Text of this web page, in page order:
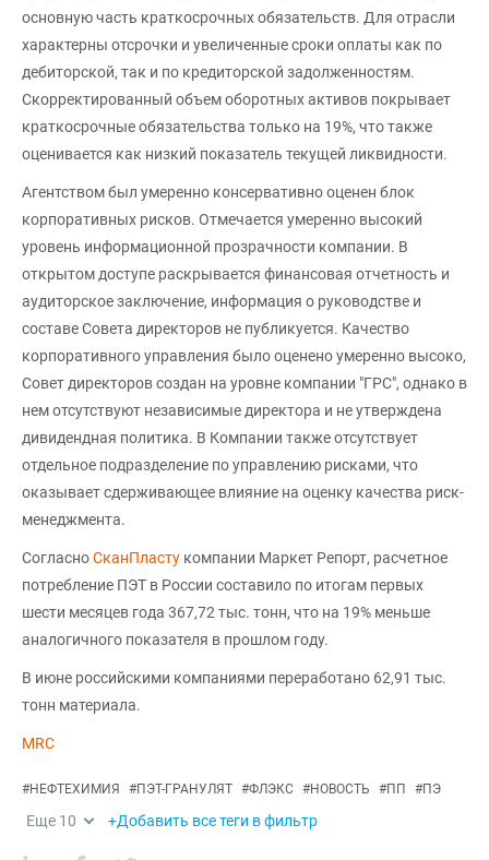
основную часть краткосрочных обязательств. Для отрасли
характерны отсрочки и увеличенные сроки оплаты как по
дебиторской, так и по кредиторской задолженностям.
Скорректированный объем оборотных активов покрывает
краткосрочные обязательства только на 19%, что также
оценивается как низкий показатель текущей ликвидности.
Агентством был умеренно консервативно оценен блок
корпоративных рисков. Отмечается умеренно высокий
уровень информационной прозрачности компании. В
открытом доступе раскрывается финансовая отчетность и
аудиторское заключение, информация о руководстве и
составе Совета директоров не публикуется. Качество
корпоративного управления было оценено умеренно высоко,
Совет директоров создан на уровне компании "ГРС", однако в
нем отсутствуют независимые директора и не утверждена
дивидендная политика. В Компании также отсутствует
отдельное подразделение по управлению рисками, что
оказывает сдерживающее влияние на оценку качества риск-
менеджмента.
СогласноСканПласту компании Маркет Репорт, расчетное
потребление ПЭТ в России составило по итогам первых
шести месяцев года 367,72 тыс. тонн, что на 19% меньше
аналогичного показателя в прошлом году.
В июне российскими компаниями переработано 62,91 тыс.
тонн материала.
MRC
#НЕФТЕХИМИЯ #ПЭТ-ГРАНУЛЯТ #ФЛЭКС #НОВОСТЬ #ПП #ПЭ
Еще 10 +Добавить все теги в фильтр